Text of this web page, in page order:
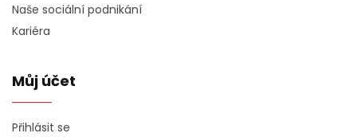
Naše sociální podnikání
Kariéra
Můj účet
Přihlásit se